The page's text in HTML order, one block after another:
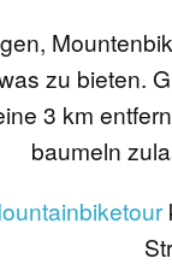
zu bieten.
3 km
baumeln